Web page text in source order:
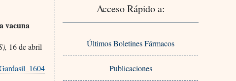
vacuna
16 de abril
Acceso Rápido a:
Últimos Boletines Fármacos
Publicaciones